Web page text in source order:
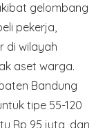
gelombang
pekerja,
di wilayah
aset warga.
Bandung
tipe 55-120
Rp 95 juta, dan